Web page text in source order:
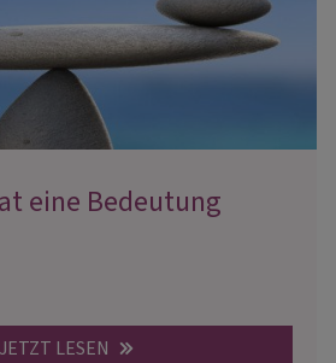
eine Bedeutung
JETZT LESEN